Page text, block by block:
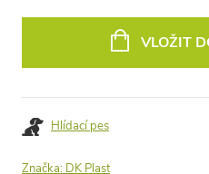
VLOŽIT
Hlídací pes
Značka: DK Plast